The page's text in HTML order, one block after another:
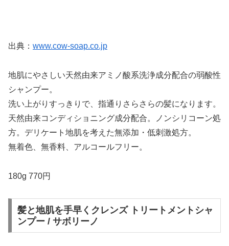
出典： www.cow-soap.co.jp
地肌にやさしい天然由来アミノ酸系洗浄成分配合の弱酸性
シャンプー。
洗い上がりすっきりで、指通りさらさらの髪になります。
天然由来コンディショニング成分配合。ノンシリコーン処
方。デリケート地肌を考えた無添加・低刺激処方。
無着色、無香料、アルコールフリー。
180g 770円
髪と地肌を手早くクレンズ トリートメントシャ
ンプー / サボリーノ